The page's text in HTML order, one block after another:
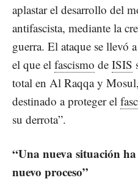
aplastar el desarrollo del
antifascista, mediante la
guerra. El ataque se llevó
el que el fascismo de ISIS
total en Al Raqqa y
destinado a proteger el
su derrota”.
“Una nueva situación
nuevo proceso”